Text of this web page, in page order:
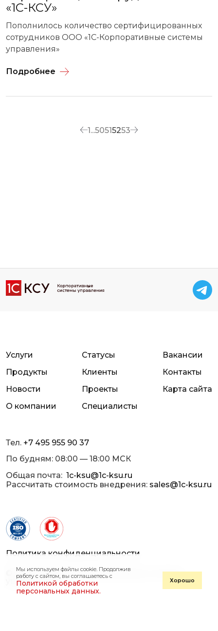
«1С-КСУ»
Пополнилось количество сертифицированных
сотрудников ООО «1С-Корпоративные системы
управления»
Подробнее
1...50515253
Тел. +7 495 955 90 37
По будням: 08:00 — 18:00 МСК
Общая почта: 1c-ksu@1c-ksu.ru
Рассчитать стоимость внедрения: sales@1c-ksu.ru
Услуги
Продукты
Новости
О компании
Статусы
Клиенты
Проекты
Специалисты
Вакансии
Контакты
Карта сайта
© 2013 — 2026 «1С-Корпоративные системы
управления»
Политика конфиденциальности
Мы используем файлы cookie. Продолжив
работу с сайтом, вы соглашаетесь с
Политикой обработки
персональных данных.
Хорошо